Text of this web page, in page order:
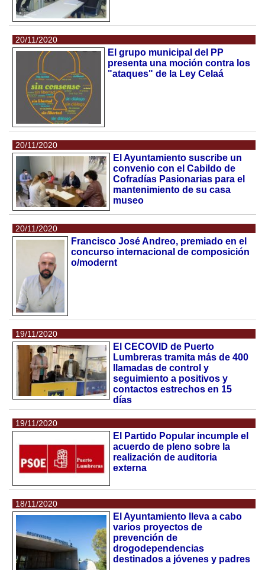
20/11/2020
El grupo municipal del PP
presenta una moción contra los
"ataques" de la Ley Celaá
20/11/2020
El Ayuntamiento suscribe un
convenio con el Cabildo de
Cofradías Pasionarias para el
mantenimiento de su casa
museo
20/11/2020
Francisco José Andreo, premiado en el
concurso internacional de composición
o/modernt
19/11/2020
El CECOVID de Puerto
Lumbreras tramita más de 400
llamadas de control y
seguimiento a positivos y
contactos estrechos en 15
días
19/11/2020
El Partido Popular incumple el
acuerdo de pleno sobre la
realización de auditoria
externa
18/11/2020
El Ayuntamiento lleva a cabo
varios proyectos de
prevención de
drogodependencias
destinados a jóvenes y padres